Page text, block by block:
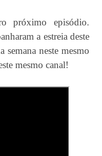
próximo episódio.
a estreia deste
semana neste mesmo
mesmo canal!